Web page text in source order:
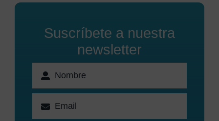
Suscríbete a nuestra
newsletter